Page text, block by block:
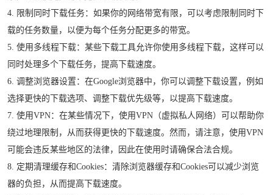
4. 限制同时下载任务：如果你的网络带宽有限，可以考虑限制同时下
载的任务数量，以便为每个任务分配更多的带宽。
5. 使用多线程下载：某些下载工具允许你使用多线程下载，这样可以
同时处理多个下载任务，提高下载速度。
6. 调整浏览器设置：在Google浏览器中，你可以调整下载设置，例如
选择更快的下载选项、调整下载优先级等，以提高下载速度。
7. 使用VPN：在某些情况下，使用VPN（虚拟私人网络）可以帮助你
绕过地理限制，从而获得更快的下载速度。然而，请注意，使用VPN
可能会违反某些地区的法律，因此在使用时请确保合法合规。
8. 定期清理缓存和Cookies：清除浏览器缓存和Cookies可以减少浏览
器的负担，从而提高下载速度。